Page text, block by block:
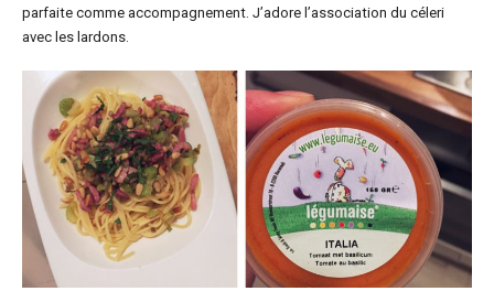
parfaite comme accompagnement. J’adore l’association du céleri
avec les lardons.